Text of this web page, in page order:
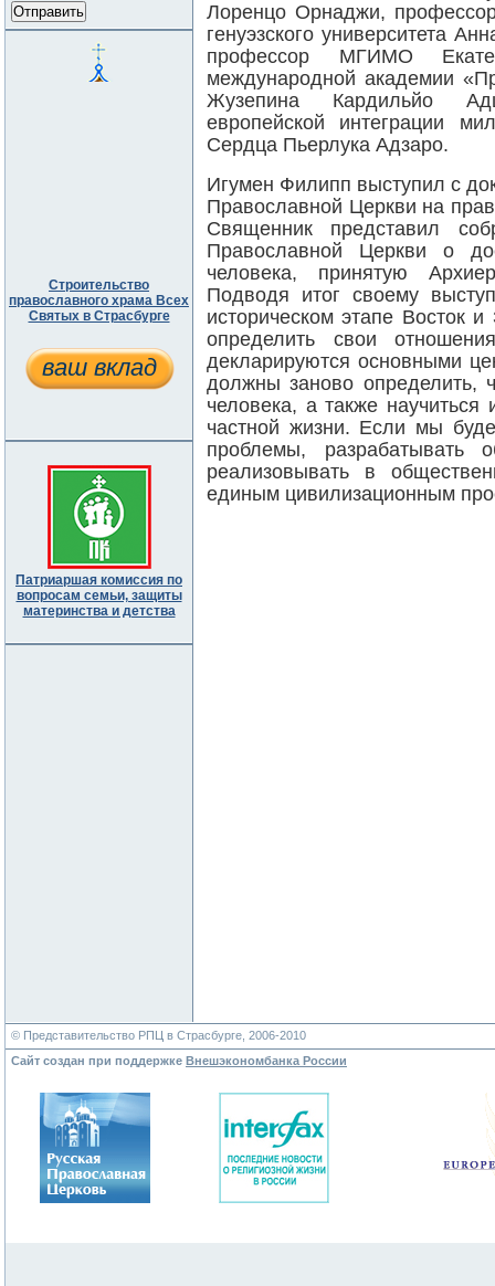
Строительство
православного храма Всех
Святых в Страсбурге
ваш вклад
Патриаршая комиссия по
вопросам семьи, защиты
материнства и детства
Лоренцо Орнаджи, профессор
генуэзского университета
профессор МГИМО
международной академии
Жузепина Кардильйо
европейской интеграции
Сердца Пьерлука Адзаро.
Игумен Филипп выступил с
Православной Церкви на
Священник представил
Православной Церкви о
человека, принятую
Подводя итог своему
историческом этапе Восток
определить свои
декларируются основными
должны заново определить,
человека, а также
частной жизни. Если мы
проблемы,
реализовывать в
единым цивилизационным
© Представительство РПЦ в Страсбурге, 2006-2010
Сайт создан при поддержке Внешэкономбанка России